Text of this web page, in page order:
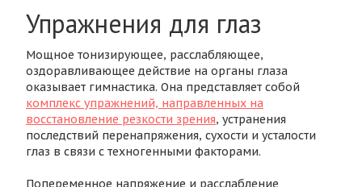
Упражнения для глаз
Мощное тонизирующее, расслабляющее,
оздоравливающее действие на органы глаза
оказывает гимнастика. Она представляет собой
комплекс упражнений, направленных на
восстановление резкости зрения, устранения
последствий перенапряжения, сухости и усталости
глаз в связи с техногенными факторами.
Попеременное напряжение и расслабление